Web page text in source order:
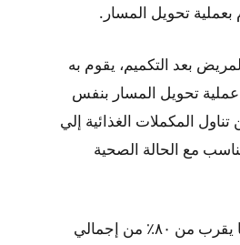
تحويل المسار.
بعد التكميم، يقوم به
تحويل المسار بنفس
المكملات الغذائية إلي
مع الحالة الصحية
٣- يفقد المريض ما يقرب من ٨٠٪ من إجمالي